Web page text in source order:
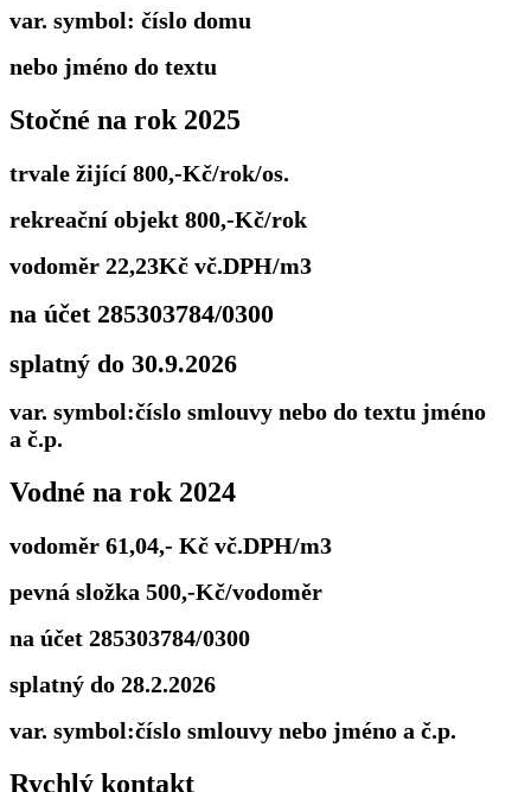
var. symbol: číslo domu
nebo jméno do textu
Stočné na rok 2025
trvale žijící 800,-Kč/rok/os.
rekreační objekt 800,-Kč/rok
vodoměr 22,23Kč vč.DPH/m3
na účet 285303784/0300
splatný do 30.9.2026
var. symbol:číslo smlouvy nebo do textu jméno
a č.p.
Vodné na rok 2024
vodoměr 61,04,- Kč vč.DPH/m3
pevná složka 500,-Kč/vodoměr
na účet 285303784/0300
splatný do 28.2.2026
var. symbol:číslo smlouvy nebo jméno a č.p.
Rychlý kontakt